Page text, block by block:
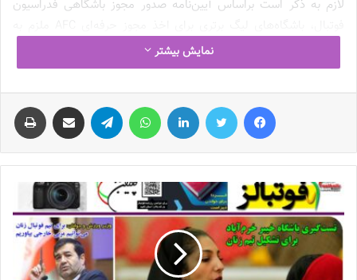
لازم به ذکر است براساس آیین‌نامه صدور مجوز باشگاهی فدراسیون
تیم‌داری در بخش زنان هستند.
نوشته های مشابه
چالش هاى ليست جدید تيم ملى فوتبال
زنان
تازه‌ترین خبرها از درمان ۲ ملی‌پوش فوتبال
زنان
2023-12-24
نمایش بیشتر